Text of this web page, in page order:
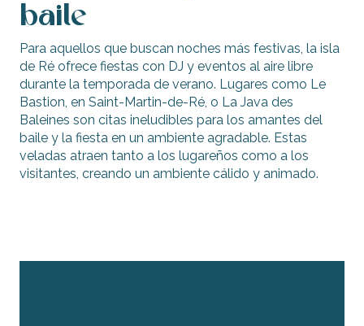
baile
Para aquellos que buscan noches más festivas, la isla
de Ré ofrece fiestas con DJ y eventos al aire libre
durante la temporada de verano. Lugares como Le
Bastion, en Saint-Martin-de-Ré, o La Java des
Baleines son citas ineludibles para los amantes del
baile y la fiesta en un ambiente agradable. Estas
veladas atraen tanto a los lugareños como a los
visitantes, creando un ambiente cálido y animado.